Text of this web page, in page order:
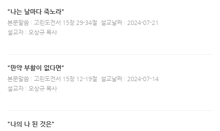
"나는 날마다 죽노라"
본문말씀 : 고린도전서 15장 29-34절
설교날짜 : 2024-07-21
설교자 : 오상규 목사
"만약 부활이 없다면"
본문말씀 : 고린도전서 15장 12-19절
설교날짜 : 2024-07-14
설교자 : 오상규 목사
"나의 나 된 것은"